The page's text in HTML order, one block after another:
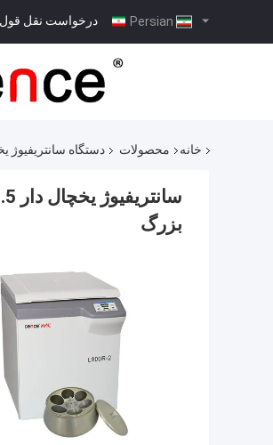
درخواست نقل قول
خانه محصولات دستگاه سانتریفیوژ
بزرگ